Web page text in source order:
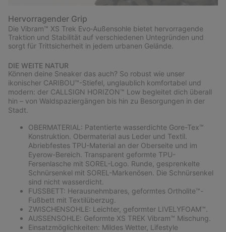
Hervorragender Grip
Die Vibram™ XS Trek Evo‑Außensohle bietet hervorragende
Traktion und Stabilität auf verschiedenen Untegründen und
sorgt für Trittsicherheit in jedem urbanen Gelände.
DIE WEITE NATUR
Können deine Sneaker das auch? So robust wie unser
ikonischer CARIBOU™-Stiefel, unglaublich komfortabel und
modern: der CALLSIGN HORIZON™ Low begleitet dich überall
hin – von Waldspaziergängen bis hin zu Besorgungen in der
Stadt.
OBERMATERIAL: Patentierte wasserdichte Gore-Tex™
Konstruktion. Obermaterial aus Leder und Textil.
Abriebfestes TPU-Material an der Oberseite und im
Eyerow-Bereich. Transparent geformte TPU-
Fersenlasche mit SOREL-Logo. Runde, gesprenkelte
Schnürsenkel mit SOREL-Markenösen. Die Schnürsenkel
sind nicht wasserdicht.
FUSSBETT: Herausnehmbares, geformtes Ortholite™-
Fußbett mit Textilüberzug.
ZWISCHENSOHLE: Leichter, geformter LIVELYFOAM™.
AUSSENSOHLE: Geformte XS TREK Vibram™ Mischung.
Einsatzmöglichkeiten: Mildes Wetter, Lifestyle